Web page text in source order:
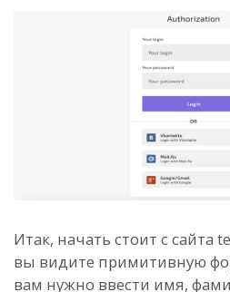
Итак, начать стоит с сайта
вы видите примитивную
вам нужно ввести имя,